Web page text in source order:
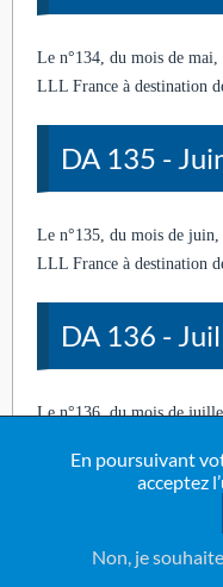
En poursuivant
acceptez
Non, je
Le n°134, du mois de mai,
LLL France à destination
DA 135 -
Le n°135, du mois de juin,
LLL France à destination
DA 136 -
Le n°136, du mois de
DA 137 -